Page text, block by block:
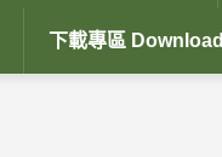
下載專區 Download